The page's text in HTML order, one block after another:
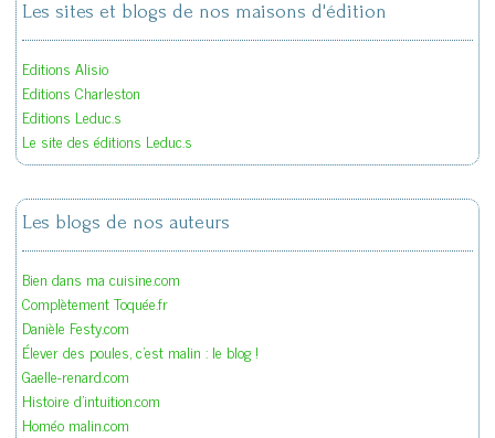
Les sites et blogs de nos maisons d'édition
Editions Alisio
Editions Charleston
Editions Leduc.s
Le site des éditions Leduc.s
Les blogs de nos auteurs
Bien dans ma cuisine.com
Complètement Toquée.fr
Danièle Festy.com
Élever des poules, c'est malin : le blog !
Gaelle-renard.com
Histoire d'intuition.com
Homéo malin.com